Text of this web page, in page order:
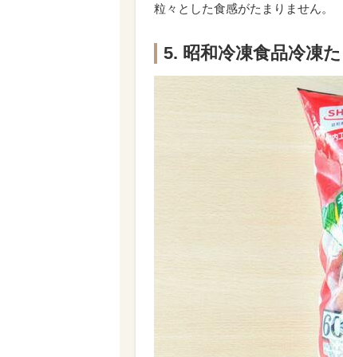
粒々とした食感がたまりません。
5. 昭和冷凍食品冷凍